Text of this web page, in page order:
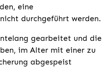
eine
durchgeführt werden.
gearbeitet und die
im Alter mit einer zu
abgespeist